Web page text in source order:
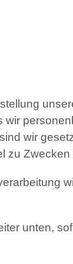
wir
zu
unten,